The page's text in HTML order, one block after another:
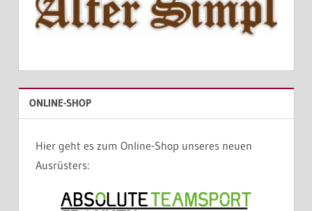
ONLINE-SHOP
Hier geht es zum Online-Shop unseres neuen
Ausrüsters: